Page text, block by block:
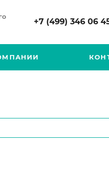
+7 (499) 346 06